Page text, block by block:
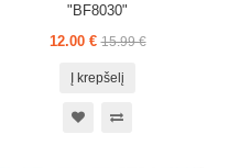
"BF8030"
12.00 € 15.99 €
Į krepšelį